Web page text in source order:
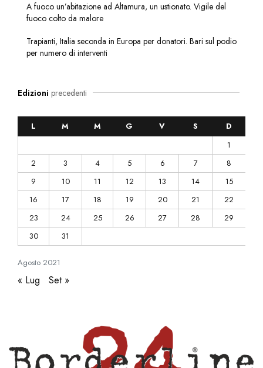
A fuoco un’abitazione ad Altamura, un ustionato. Vigile del
fuoco colto da malore
Trapianti, Italia seconda in Europa per donatori. Bari sul podio
per numero di interventi
Edizioni precedenti
Agosto 2021
L M M G V S
D
1
2
3 4 5 6 7
8
9
10 11 12 13 14
15
16
17 18 19 20 21
22
23
24 25 26 27 28
29
30
31
« Lug Set »